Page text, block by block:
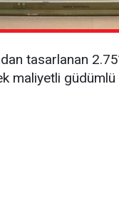
tasarlanan
maliyetli